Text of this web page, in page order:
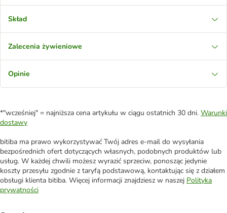
Skład
Zalecenia żywieniowe
Opinie
*"wcześniej" = najniższa cena artykułu w ciągu ostatnich 30 dni. Warunki
dostawy
bitiba ma prawo wykorzystywać Twój adres e-mail do wysyłania
bezpośrednich ofert dotyczących własnych, podobnych produktów lub
usług. W każdej chwili możesz wyrazić sprzeciw, ponosząc jedynie
koszty przesyłu zgodnie z taryfą podstawową, kontaktując się z działem
obsługi klienta bitiba. Więcej informacji znajdziesz w naszej Polityka
prywatności